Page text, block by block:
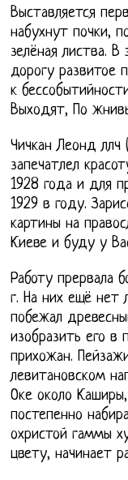
Выставляется
набухнут почки,
зелёная листва.
дорогу развитое
к
Выходят, По
Чичкан Леонд ллч
запечатлел
1928 года и для
1929 в году.
картины на
Киеве и буду у
Работу прервала
г. На них ещё нет
побежал
изобразить его в
прихожан.
левитановском
Оке около
постепенно
охристой гаммы
цвету, начинает